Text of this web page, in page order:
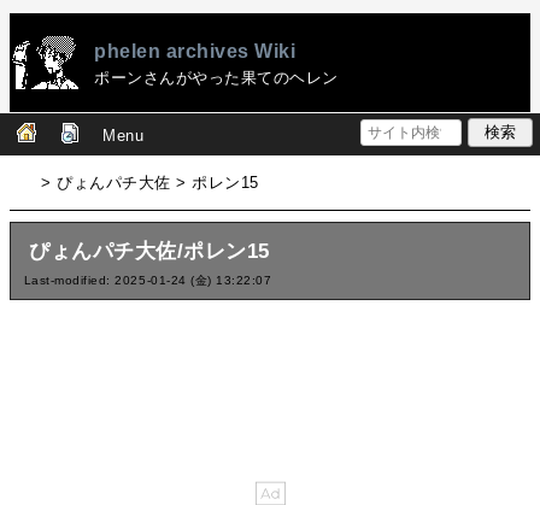
phelen archives Wiki
ポーンさんがやった果てのヘレン
Menu
> ぴょんパチ大佐 > ポレン15
ぴょんパチ大佐/ポレン15
Last-modified: 2025-01-24 (金) 13:22:07